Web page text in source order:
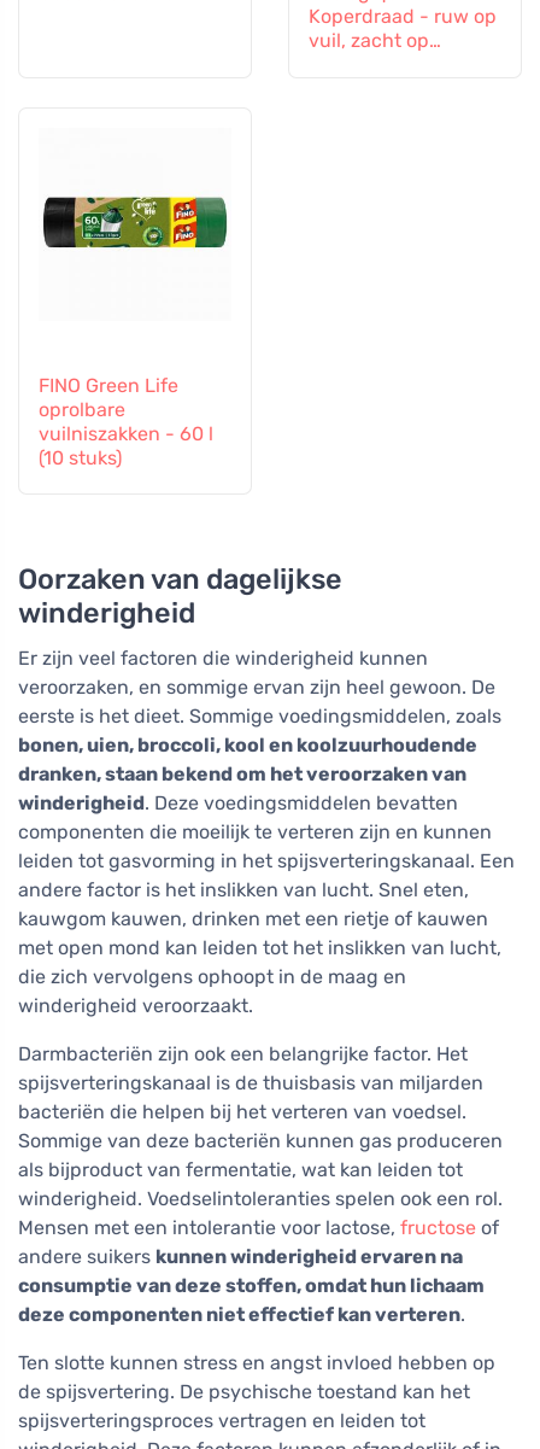
Koperdraad - ruw op
vuil, zacht op
FINO Green Life
oprolbare
vuilniszakken - 60 l
(10 stuks)
Oorzaken van dagelijkse
winderigheid
Er zijn veel factoren die winderigheid kunnen
veroorzaken, en sommige ervan zijn heel gewoon. De
eerste is het dieet. Sommige voedingsmiddelen, zoals
bonen, uien, broccoli, kool en koolzuurhoudende
dranken, staan bekend om het veroorzaken van
winderigheid. Deze voedingsmiddelen bevatten
componenten die moeilijk te verteren zijn en kunnen
leiden tot gasvorming in het spijsverteringskanaal. Een
andere factor is het inslikken van lucht. Snel eten,
kauwgom kauwen, drinken met een rietje of kauwen
met open mond kan leiden tot het inslikken van lucht,
die zich vervolgens ophoopt in de maag en
winderigheid veroorzaakt.
Darmbacteriën zijn ook een belangrijke factor. Het
spijsverteringskanaal is de thuisbasis van miljarden
bacteriën die helpen bij het verteren van voedsel.
Sommige van deze bacteriën kunnen gas produceren
als bijproduct van fermentatie, wat kan leiden tot
winderigheid. Voedselintoleranties spelen ook een rol.
Mensen met een intolerantie voor lactose, fructose of
andere suikers kunnen winderigheid ervaren na
consumptie van deze stoffen, omdat hun lichaam
deze componenten niet effectief kan verteren.
Ten slotte kunnen stress en angst invloed hebben op
de spijsvertering. De psychische toestand kan het
spijsverteringsproces vertragen en leiden tot